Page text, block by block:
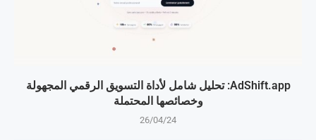
AdShift.app: تحليل شامل لأداة التسويق الرقمي المجهولة
وخصائصها المحتملة
26/04/24